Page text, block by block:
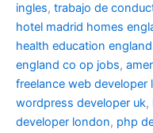
ingles, trabajo de
hotel madrid homes
health education
england co op jobs,
freelance web developer
wordpress developer uk,
developer london, php